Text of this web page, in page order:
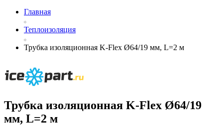
Главная
Теплоизоляция
Трубка изоляционная K-Flex Ø64/19 мм, L=2 м
Трубка изоляционная K-Flex Ø64/19
мм, L=2 м